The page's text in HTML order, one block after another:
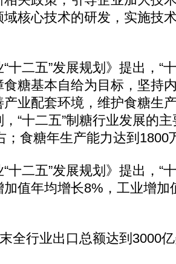
核心技术的研发，实施技
二五”发展规划》提出，“
糖基本自给为目标，坚持
业配套环境，维护食糖生
“十二五”制糖行业发展的
；食糖年生产能力达到1800
二五”发展规划》提出，“
值年均增长8%，工业增加
行业出口总额达到3000